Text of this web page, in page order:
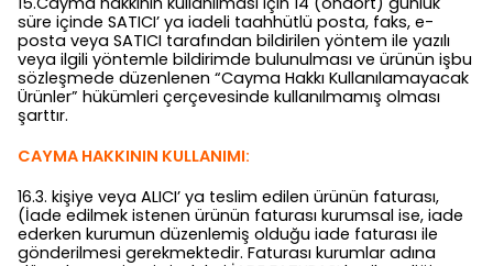
süre içinde SATICI’ ya iadeli taahhütlü posta, faks, e-
posta veya SATICI tarafından bildirilen yöntem ile yazılı
veya ilgili yöntemle bildirimde bulunulması ve ürünün işbu
sözleşmede düzenlenen “Cayma Hakkı Kullanılamayacak
Ürünler” hükümleri çerçevesinde kullanılmamış olması
şarttır.
CAYMA HAKKININ KULLANIMI:
16.3. kişiye veya ALICI’ ya teslim edilen ürünün faturası,
(İade edilmek istenen ürünün faturası kurumsal ise, iade
ederken kurumun düzenlemiş olduğu iade faturası ile
gönderilmesi gerekmektedir. Faturası kurumlar adına